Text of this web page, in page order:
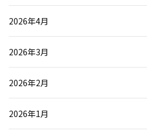
2026年4月
2026年3月
2026年2月
2026年1月